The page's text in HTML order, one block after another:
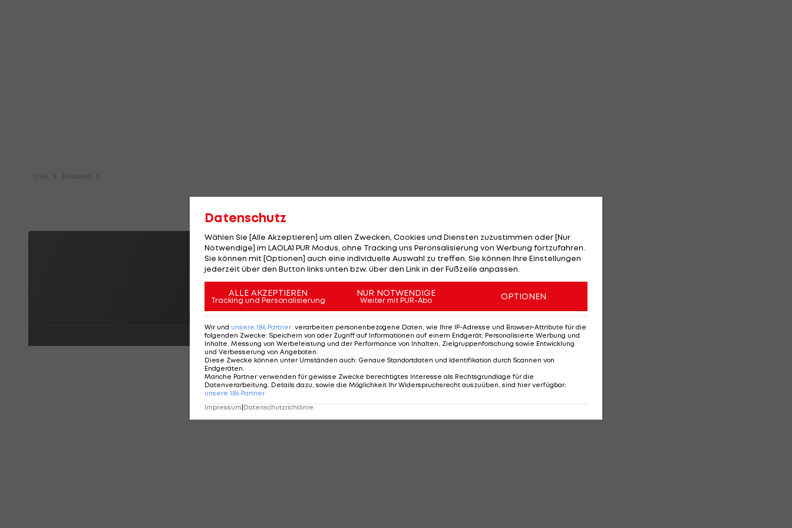
Datenschutz
Wählen Sie [Alle Akzeptieren] um allen Zwecken, Cookies und Diensten zuzustimmen oder [Nur
Notwendige] im LAOLA1 PUR Modus, ohne Tracking uns Peronsalisierung von Werbung fortzufahren.
Sie können mit [Optionen] auch eine individuelle Auswahl zu treffen. Sie können Ihre Einstellungen
jederzeit über den Button links unten bzw. über den Link in der Fußzeile anpassen.
ALLE AKZEPTIEREN
Tracking und Personalisierung
NUR NOTWENDIGE
Weiter mit PUR-Abo OPTIONEN
Wir und unsere 186 Partner verarbeiten personenbezogene Daten, wie Ihre IP-Adresse und Browser-Attribute für die
folgenden Zwecke: Speichern von oder Zugriff auf Informationen auf einem Endgerät; Personalisierte Werbung und
Inhalte, Messung von Werbeleistung und der Performance von Inhalten, Zielgruppenforschung sowie Entwicklung
und Verbesserung von Angeboten
Diese Zwecke können unter Umständen auch: Genaue Standortdaten und Identifikation durch Scannen von
Endgeräten
Manche Partner verwenden für gewisse Zwecke berechtigtes Interesse als Rechtsgrundlage für die
Datenverarbeitung. Details dazu, sowie die Möglichkeit Ihr Widerspruchsrecht auszuüben, sind hier verfügbar:
unsere 186 Partner
Impressum|Datenschutzrichtlinie